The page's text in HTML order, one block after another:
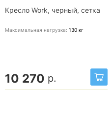
Кресло Work, черный, сетка
Максимальная нагрузка: 130 кг
10 270 р.